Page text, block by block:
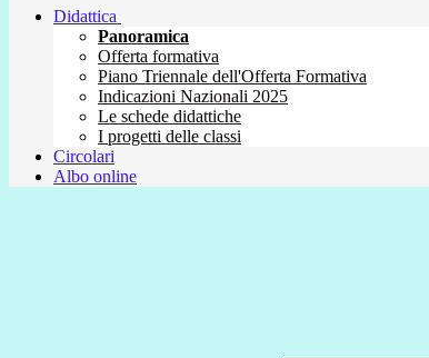
Didattica
Panoramica
Offerta formativa
Piano Triennale dell'Offerta Formativa
Indicazioni Nazionali 2025
Le schede didattiche
I progetti delle classi
Circolari
Albo online